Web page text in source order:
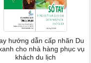
hướng dẫn cấp nhãn Du
cho nhà hàng phục vụ
khách du lịch